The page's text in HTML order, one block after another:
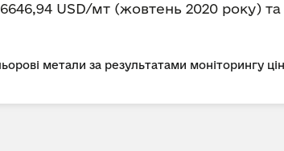
6646,94 USD/мт (жовтень 2020 року)
метали за результатами моніторингу